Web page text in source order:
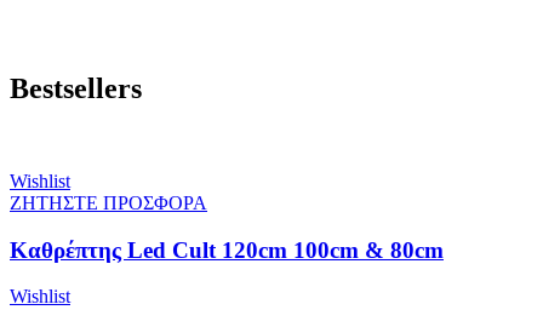
Bestsellers
Wishlist
ΖΗΤΗΣΤΕ ΠΡΟΣΦΟΡΑ
Καθρέπτης Led Cult 120cm 100cm & 80cm
Wishlist